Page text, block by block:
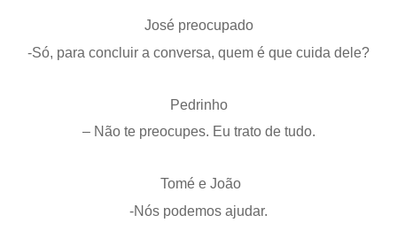
José preocupado
-Só, para concluir a conversa, quem é que cuida dele?
Pedrinho
– Não te preocupes. Eu trato de tudo.
Tomé e João
-Nós podemos ajudar.